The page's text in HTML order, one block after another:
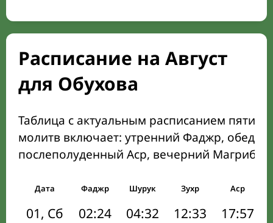
Расписание на Август
для Обухова
Таблица с актуальным расписанием пяти
молитв включает: утренний Фаджр,
послеполуденный Аср, вечерний Магриб
Дата Фаджр Шурук Зухр Аср
01, Сб 02:24 04:32 12:33 17:57